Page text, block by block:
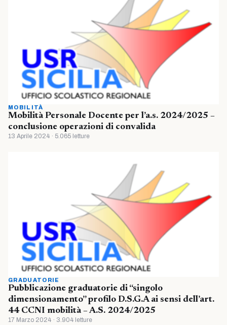
MOBILITÀ
Mobilità Personale Docente per l’a.s. 2024/2025 –
conclusione operazioni di convalida
13 Aprile 2024 · 5.065 letture
GRADUATORIE
Pubblicazione graduatorie di “singolo
dimensionamento” profilo D.S.G.A ai sensi dell’art.
44 CCNI mobilità – A.S. 2024/2025
17 Marzo 2024 · 3.904 letture